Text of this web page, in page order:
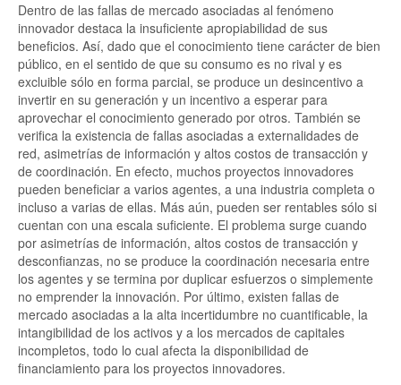
Dentro de las fallas de mercado asociadas al fenómeno
innovador destaca la insuficiente apropiabilidad de sus
beneficios. Así, dado que el conocimiento tiene carácter de bien
público, en el sentido de que su consumo es no rival y es
excluible sólo en forma parcial, se produce un desincentivo a
invertir en su generación y un incentivo a esperar para
aprovechar el conocimiento generado por otros. También se
verifica la existencia de fallas asociadas a externalidades de
red, asimetrías de información y altos costos de transacción y
de coordinación. En efecto, muchos proyectos innovadores
pueden beneficiar a varios agentes, a una industria completa o
incluso a varias de ellas. Más aún, pueden ser rentables sólo si
cuentan con una escala suficiente. El problema surge cuando
por asimetrías de información, altos costos de transacción y
desconfianzas, no se produce la coordinación necesaria entre
los agentes y se termina por duplicar esfuerzos o simplemente
no emprender la innovación. Por último, existen fallas de
mercado asociadas a la alta incertidumbre no cuantificable, la
intangibilidad de los activos y a los mercados de capitales
incompletos, todo lo cual afecta la disponibilidad de
financiamiento para los proyectos innovadores.